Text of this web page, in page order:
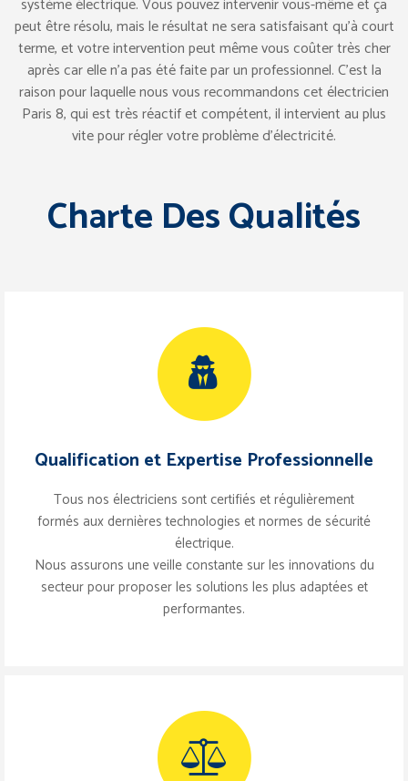
système électrique. Vous pouvez intervenir vous-même et ça
peut être résolu, mais le résultat ne sera satisfaisant qu’à court
terme, et votre intervention peut même vous coûter très cher
après car elle n’a pas été faite par un professionnel. C’est la
raison pour laquelle nous vous recommandons cet électricien
Paris 8, qui est très réactif et compétent, il intervient au plus
vite pour régler votre problème d’électricité.
Charte Des Qualités
Qualification et Expertise Professionnelle
Tous nos électriciens sont certifiés et régulièrement
formés aux dernières technologies et normes de sécurité
électrique.
Nous assurons une veille constante sur les innovations du
secteur pour proposer les solutions les plus adaptées et
performantes.